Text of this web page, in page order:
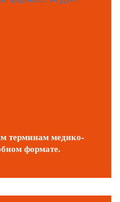
терминам медико-
формате.